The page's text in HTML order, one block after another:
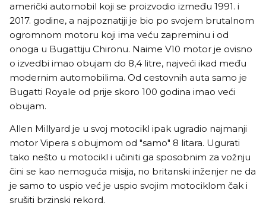
američki automobil koji se proizvodio između 1991. i
2017. godine, a najpoznatiji je bio po svojem brutalnom
ogromnom motoru koji ima veću zapreminu i od
onoga u Bugattiju Chironu. Naime V10 motor je ovisno
o izvedbi imao obujam do 8,4 litre, najveći ikad među
modernim automobilima. Od cestovnih auta samo je
Bugatti Royale od prije skoro 100 godina imao veći
obujam.
Allen Millyard je u svoj motocikl ipak ugradio najmanji
motor Vipera s obujmom od "samo" 8 litara. Ugurati
tako nešto u motocikl i učiniti ga sposobnim za vožnju
čini se kao nemoguća misija, no britanski inženjer ne da
je samo to uspio već je uspio svojim motociklom čak i
srušiti brzinski rekord.